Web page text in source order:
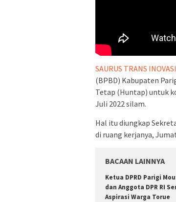
SAURUS TRANS
(BPBD) Kabupaten
Tetap (Huntap) untuk
Juli 2022 silam.
Hal itu diungkap
di ruang kerjanya,
BACAAN LAINNYA
‎Ketua DPRD Parigi
dan Anggota DPR RI
Aspirasi Warga Torue